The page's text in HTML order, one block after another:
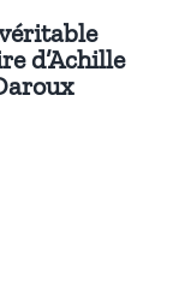
d’Achille